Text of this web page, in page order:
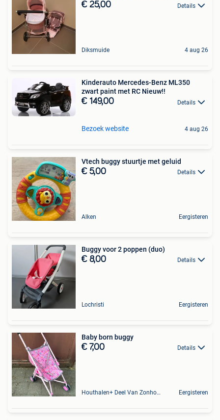
€ 25,00 Details
Diksmuide 4 aug 26
Kinderauto Mercedes-Benz ML350
zwart paint met RC Nieuw!!
€ 149,00 Details
Bezoek website 4 aug 26
Vtech buggy stuurtje met geluid
€ 5,00 Details
Alken Eergisteren
Buggy voor 2 poppen (duo)
€ 8,00 Details
Lochristi Eergisteren
Baby born buggy
€ 7,00 Details
Houthalen+ Deel Van Zonhoven En Zolder Eergisteren